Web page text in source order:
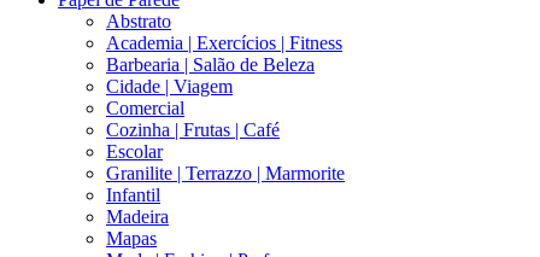
Abstrato
Academia | Exercícios | Fitness
Barbearia | Salão de Beleza
Cidade | Viagem
Comercial
Cozinha | Frutas | Café
Escolar
Granilite | Terrazzo | Marmorite
Infantil
Madeira
Mapas